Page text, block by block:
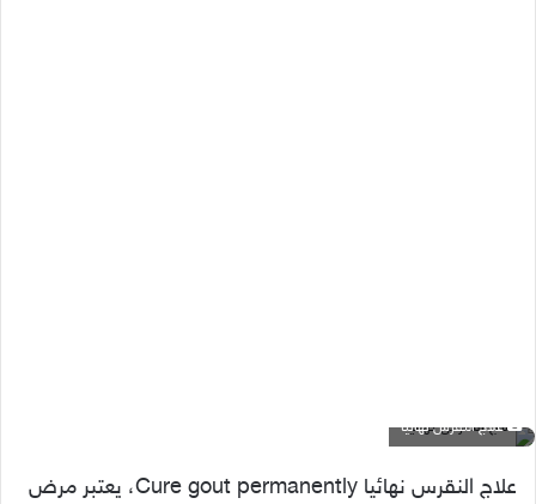
علاج النقرس نهائيا
علاج النقرس نهائيا Cure gout permanently، يعتبر مرض